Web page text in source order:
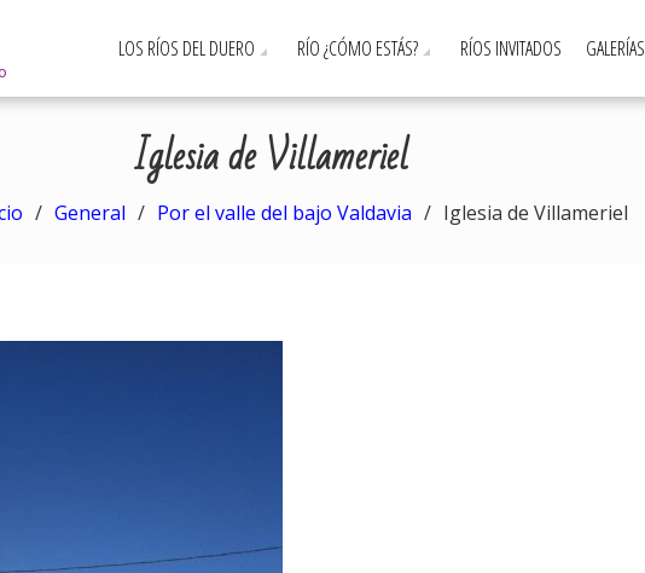
LOS RÍOS DEL DUERO RÍO ¿CÓMO ESTÁS? RÍOS INVITADOS GALERÍAS
Iglesia de Villameriel
General Por el valle del bajo Valdavia Iglesia de Villameriel